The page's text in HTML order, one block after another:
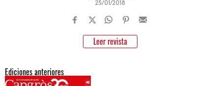
25/01/2018
Leer revista
Ediciones anteriores